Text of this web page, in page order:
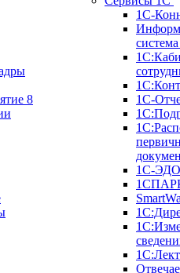
8
1С-
1С-
1С-ЭДО